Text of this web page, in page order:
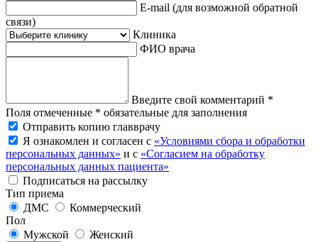
E-mail (для возможной обратной
связи)
Клиника
ФИО врача
Введите свой комментарий *
Поля отмеченные * обязательные для заполнения
Отправить копию главврачу
Я ознакомлен и согласен с «Условиями сбора и обработки
персональных данных» и с «Согласием на обработку
персональных данных пациента»
Подписаться на рассылку
Тип приема
ДМС
Коммерческий
Пол
Мужской
Женский